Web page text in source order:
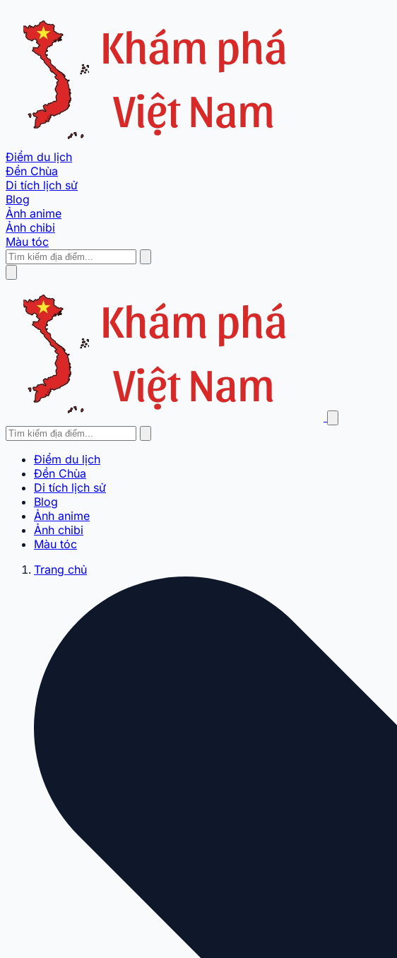
Điểm du lịch
Đền Chùa
Di tích lịch sử
Blog
Ảnh anime
Ảnh chibi
Màu tóc
Điểm du lịch
Đền Chùa
Di tích lịch sử
Blog
Ảnh anime
Ảnh chibi
Màu tóc
Trang chủ